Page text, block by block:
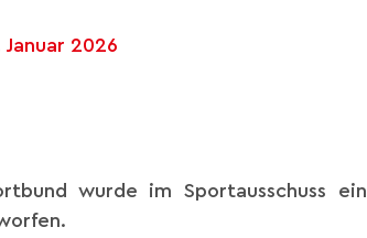
Januar 2026
wurde im Sportausschuss ein